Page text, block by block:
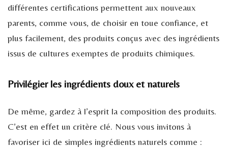
différentes certifications permettent aux nouveaux
parents, comme vous, de choisir en toue confiance, et
plus facilement, des produits conçus avec des ingrédients
issus de cultures exemptes de produits chimiques.
Privilégier les ingrédients doux et naturels
De même, gardez à l’esprit la composition des produits.
C’est en effet un critère clé. Nous vous invitons à
favoriser ici de simples ingrédients naturels comme :